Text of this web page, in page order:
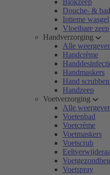
Blokzeep
Douche- &
Intieme wasgel
Vloeibare zeep
Handverzorging
Alle
Handcrème
Handmaskers
Hand scrubben
Handzeep
Voetverzorging
Alle
Voetenbad
Voetcrème
Voetmaskers
Voetscrub
Voetspray